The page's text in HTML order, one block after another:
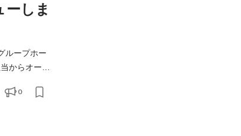
しま
わる幅広
0